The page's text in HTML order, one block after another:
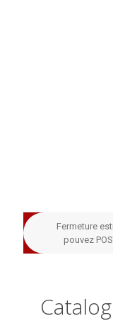
Fermeture
pouvez